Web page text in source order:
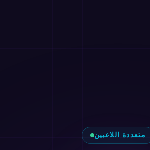
متعددة اللاعبين